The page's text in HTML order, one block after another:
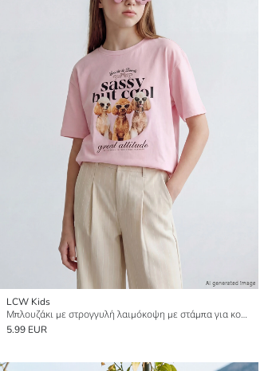
LCW Kids
Μπλουζάκι με στρογγυλή λαιμόκοψη με στάμπα για κορίτσια
5.99 EUR